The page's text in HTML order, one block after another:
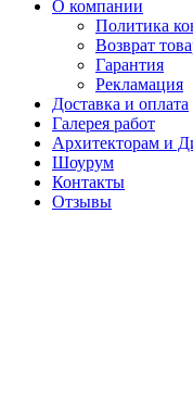
О компании
Политика
Возврат
Гарантия
Рекламация
Доставка и оплата
Галерея работ
Архитекторам и
Шоурум
Контакты
Отзывы